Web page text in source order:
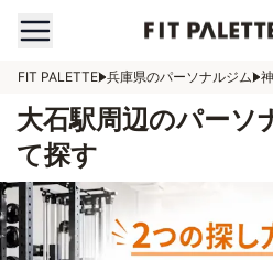
FIT PALETTE 兵庫県のパーソナルジム
大石駅周辺のパーソ
て探す